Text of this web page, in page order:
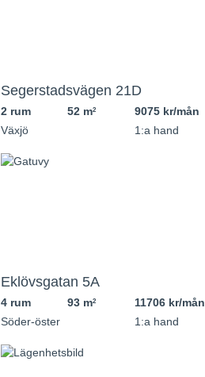
Segerstadsvägen 21D
2 rum 52 m2
9075 kr/mån
Växjö
1:a hand
Eklövsgatan 5A
4 rum 93 m2
11706 kr/mån
Söder-öster
1:a hand